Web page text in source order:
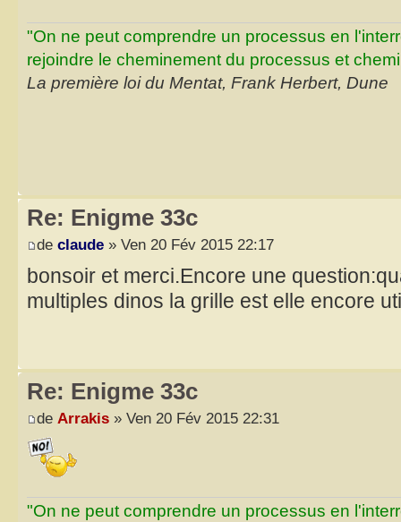
"On ne peut comprendre un processus en
rejoindre le cheminement du processus et
La première loi du Mentat, Frank Herbert, Dune
Re: Enigme 33c
de claude » Ven 20 Fév 2015 22:17
bonsoir et merci.Encore une
multiples dinos la grille est elle encore
Re: Enigme 33c
de Arrakis » Ven 20 Fév 2015 22:31
"On ne peut comprendre un processus en